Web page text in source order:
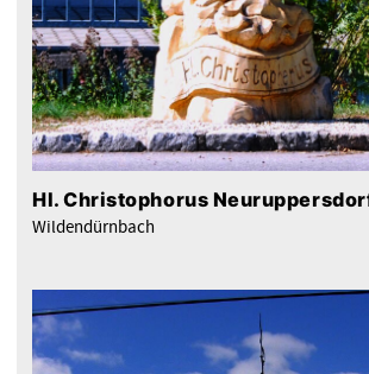
Hl. Christophorus
Wildendürnbach